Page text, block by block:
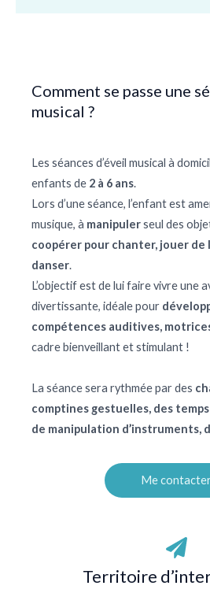
Comment se passe une
musical ?
Les séances d’éveil musical à
enfants de 2 à 6 ans.
Lors d’une séance, l’enfant est
musique, à manipulerseul des
coopérer pour chanter, jouer de
danser.
L’objectif est de lui faire vivre une
divertissante, idéale pour
compétences auditives,
cadre bienveillant et stimulant !
La séance sera rythmée par des
comptines gestuelles, des
de manipulation d’instruments,
Me
Territoire